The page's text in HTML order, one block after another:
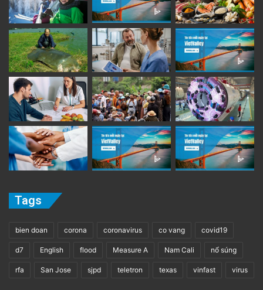
Tags
bien doan corona coronavirus co vang covid19
d7 English flood Measure A Nam Cali nổ súng
rfa San Jose sjpd teletron texas vinfast virus